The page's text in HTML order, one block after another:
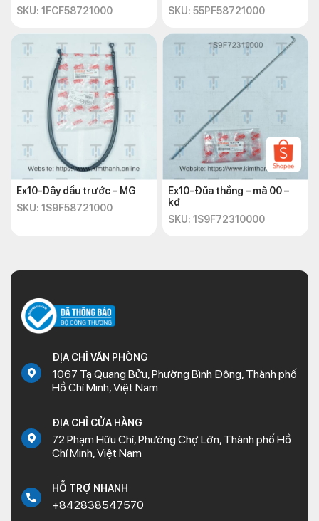
SKU: 1FCF58721000
SKU: 55PF58721000
Ex10-Dây dầu trước – MG
SKU: 1S9F58721000
Ex10-Đũa thắng – mã 00 –
kđ
SKU: 1S9F72310000
ĐỊA CHỈ VĂN PHÒNG
1067 Tạ Quang Bửu, Phường Bình Đông, Thành phố
Hồ Chí Minh, Việt Nam
ĐỊA CHỈ CỬA HÀNG
72 Phạm Hữu Chí, Phường Chợ Lớn, Thành phố Hồ
Chí Minh, Việt Nam
HỖ TRỢ NHANH
+842838547570